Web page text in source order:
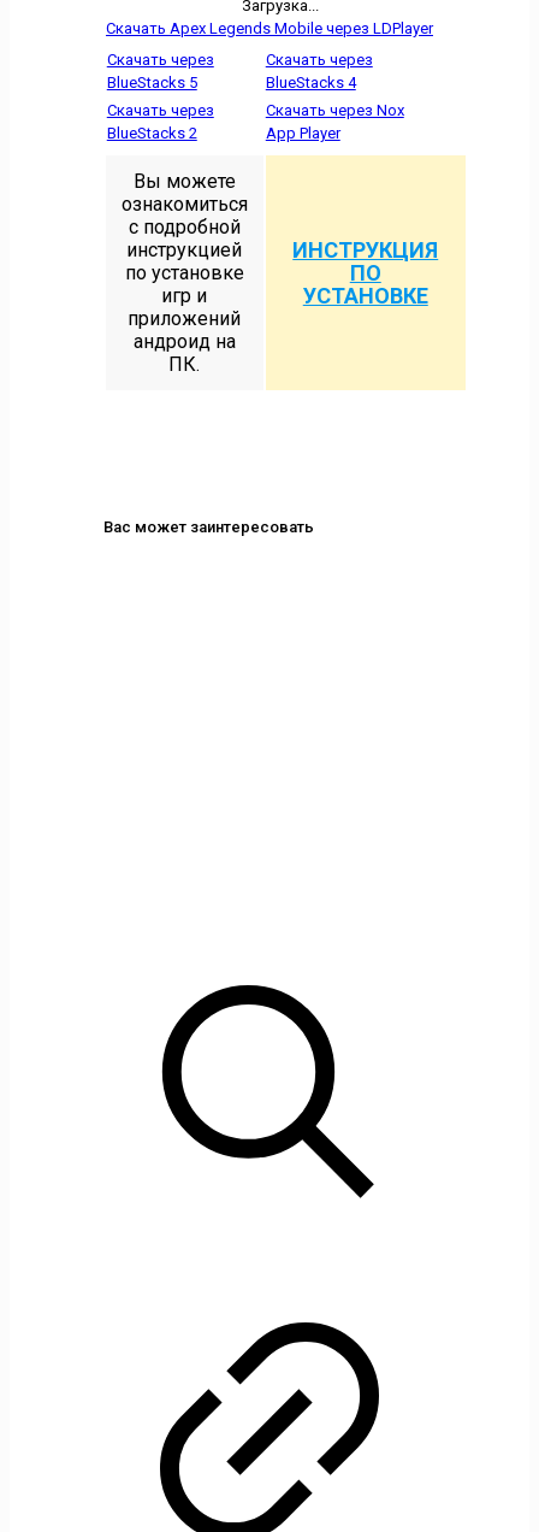
Загрузка...
Скачать Apex Legends Mobile через LDPlayer
Скачать через
BlueStacks 5
Скачать через
BlueStacks 4
Скачать через
BlueStacks 2
Скачать через Nox
App Player
Вы можете
ознакомиться
с подробной
инструкцией
по установке
игр и
приложений
андроид на
ПК.
ИНСТРУКЦИЯ
ПО
УСТАНОВКЕ
Вас может заинтересовать